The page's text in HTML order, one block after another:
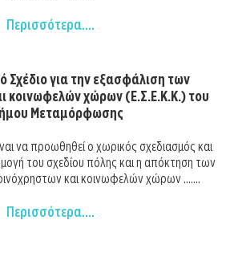
Περισσότερα....
Σχέδιο για την εξασφάλιση των
κοινωφελών χώρων (Ε.Σ.Ε.Κ.Κ.) του
Μεταμόρφωσης
να προωθηθεί ο χωρικός σχεδιασμός και
του σχεδίου πόλης και η απόκτηση των
και κοινωφελών χώρων .......
Περισσότερα....